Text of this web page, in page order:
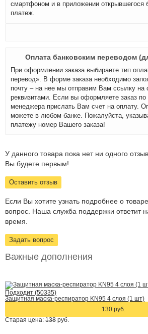
смартфоном и в приложении открывшегося
платеж.
Оплата банковским переводом
При оформлении заказа выбираете тип
перевод». В форме заказа необходимо
почту – на нее мы отправим Вам ссылку на
реквизитами. Если вы оформляете заказ
менеджера прислать Вам счет на оплату.
можете в любом банке. Пожалуйста,
платежу номер Вашего заказа!
У данного товара пока нет ни одного
Вы будете первым!
Оставить отзыв
Если Вы хотите узнать подробнее о
вопрос. Наша служба поддержки ответит
время.
Задать вопрос
Важные дополнения
Подходит (50335)
Защитная маска-респиратор KN95 4 слоя (1 шт)
130 руб.
Старая цена: 138 руб.